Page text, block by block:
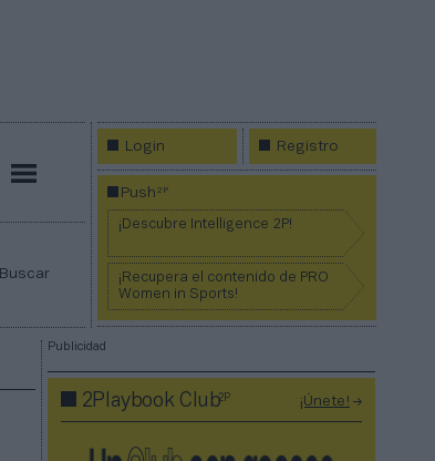
Buscar
Login Registro
Push2P
¡Descubre Intelligence 2P!
¡Recupera el contenido de PRO
Women in Sports!
Publicidad
2Playbook Club2P ¡Únete!